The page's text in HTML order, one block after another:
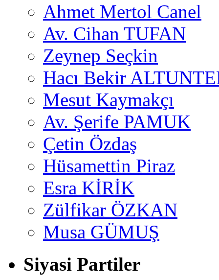
Ahmet Mertol Canel
Av. Cihan TUFAN
Zeynep Seçkin
Hacı Bekir
Mesut Kaymakçı
Av. Şerife PAMUK
Çetin Özdaş
Hüsamettin Piraz
Esra KİRİK
Zülfikar ÖZKAN
Musa GÜMUŞ
Siyasi Partiler